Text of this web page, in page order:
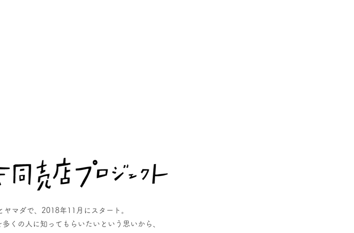
マダで、2018年11月にスタート。
くの人に知ってもらいたいという思いから、